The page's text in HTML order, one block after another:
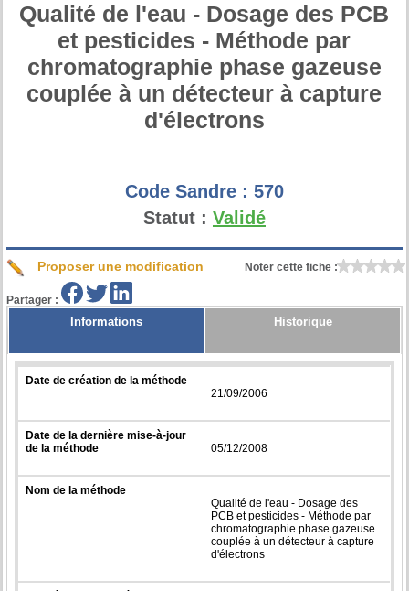
Qualité de l'eau - Dosage des PCB
et pesticides - Méthode par
chromatographie phase gazeuse
couplée à un détecteur à capture
d'électrons
Code Sandre : 570
Statut : Validé
Proposer une modification Noter cette fiche :
Partager :
Informations Historique
Date de création de la méthode
21/09/2006
Date de la dernière mise-à-jour
de la méthode
05/12/2008
Nom de la méthode
Qualité de l'eau - Dosage des
PCB et pesticides - Méthode par
chromatographie phase gazeuse
couplée à un détecteur à capture
d'électrons